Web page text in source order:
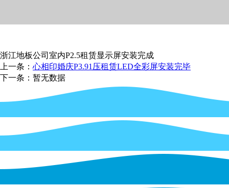
浙江地板公司室内P2.5租赁显示屏安装完成
上一条： 心相印婚庆P3.91压租赁LED全彩屏安装完毕
下一条：暂无数据